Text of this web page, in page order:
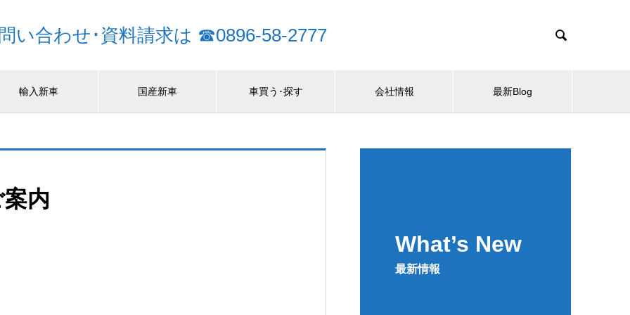
い合わせ･資料請求は ☎0896-58-2777 
輸入新車 国産新車 車買う･探す 会社情報 最新Blog
What’s New
最新情報
内